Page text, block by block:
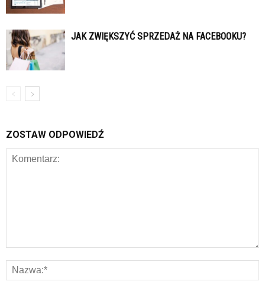
JAK ZWIĘKSZYĆ SPRZEDAŻ NA FACEBOOKU?
ZOSTAW ODPOWIEDŹ